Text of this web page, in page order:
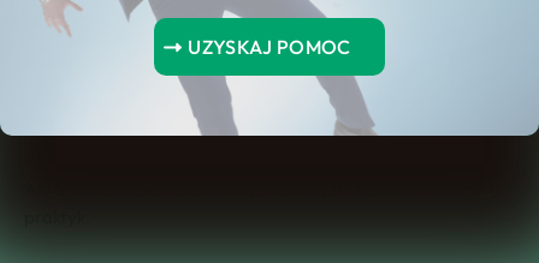
UZYSKAJ POMOC
Jeśli potrzebujesz pożyczki bez BIK, pamiętaj, że istnieje wiele
instytucji finansowych, które oferują takie rozwiązanie. Jednak
zawsze warto dokładnie przeanalizować swoją sytuację
finansową i możliwości spłaty zobowiązania, aby uniknąć
nieprzyjemnych konsekwencji w przyszłości. Pamiętaj również